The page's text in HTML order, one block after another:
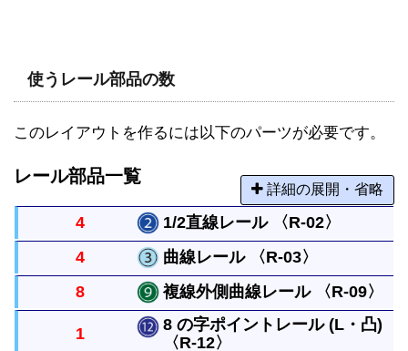
使うレール部品の数
このレイアウトを作るには以下のパーツが必要です。
レール部品一覧
詳細の展開・省略
4 1/2直線レール 〈R-02〉
直線レールの半分の長さのまっすぐなレールです。
4 曲線レール 〈R-03〉
曲がったレールで半径は直線レール１本と同じで
す。円には８本必要です。
8 複線外側曲線レール 〈R-09〉
複線曲線レール外側の長い方のレールを１本だけ使
1
8 の字ポイントレール (L・凸)
〈R-12〉